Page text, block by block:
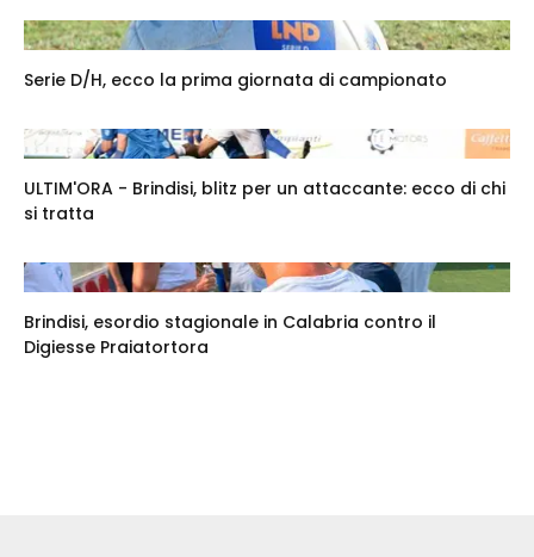
Serie D/H, ecco la prima giornata di campionato
ULTIM'ORA - Brindisi, blitz per un attaccante: ecco di chi
si tratta
Brindisi, esordio stagionale in Calabria contro il
Digiesse Praiatortora